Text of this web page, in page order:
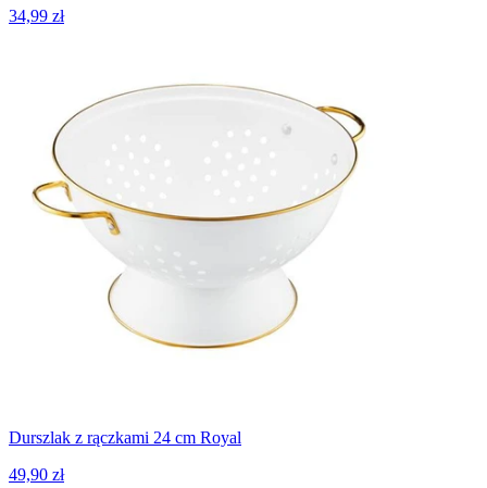
34,99 zł
Durszlak z rączkami 24 cm Royal
49,90 zł